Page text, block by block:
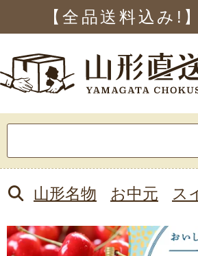
【全品送料込み!
索:
山形名物 お中元 ス